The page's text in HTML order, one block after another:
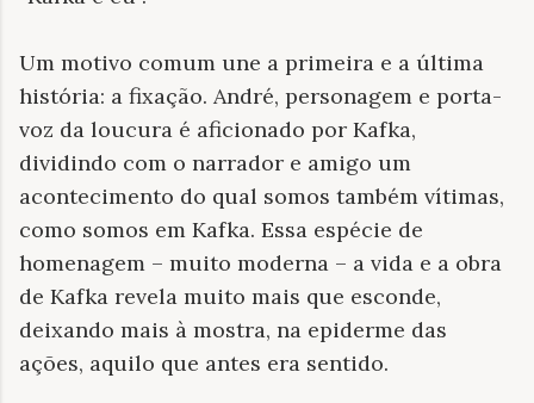
Um motivo comum une a primeira e a última
história: a fixação. André, personagem e porta-
voz da loucura é aficionado por Kafka,
dividindo com o narrador e amigo um
acontecimento do qual somos também vítimas,
como somos em Kafka. Essa espécie de
homenagem – muito moderna – a vida e a obra
de Kafka revela muito mais que esconde,
deixando mais à mostra, na epiderme das
ações, aquilo que antes era sentido.